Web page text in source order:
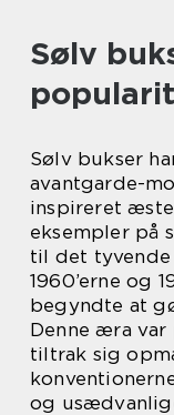
Sølv
Sølv bukser
avantgarde-
inspireret
eksempler på
til det tyvende
1960’erne og
begyndte at
Denne æra
tiltrak sig
og